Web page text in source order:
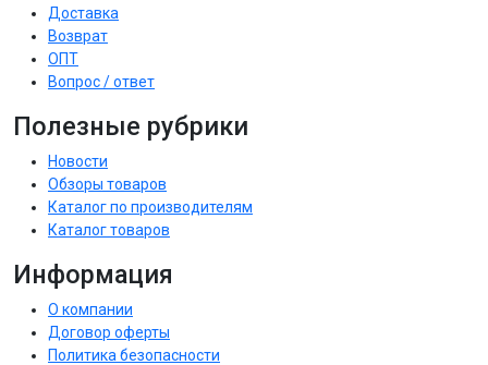
Доставка
Возврат
ОПТ
Вопрос / ответ
Полезные рубрики
Новости
Обзоры товаров
Каталог по производителям
Каталог товаров
Информация
О компании
Договор оферты
Политика безопасности